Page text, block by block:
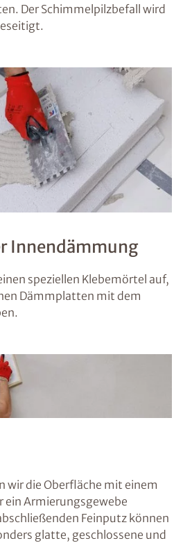
Der Schimmelpilzbefall wird
Innendämmung
speziellen Klebemörtel auf,
Dämmplatten mit dem
wir die Oberfläche mit einem
ein Armierungsgewebe
Feinputz können
glatte, geschlossene und